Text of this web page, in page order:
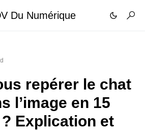
Du Numérique
repérer le chat
l’image en 15
Explication et